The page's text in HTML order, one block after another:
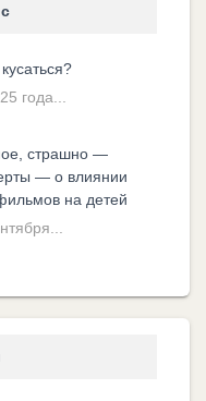
года...
страшно —
— о влиянии
на детей